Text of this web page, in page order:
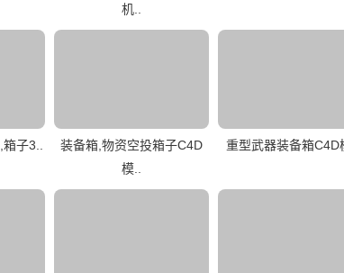
机..
子3..
装备箱,物资空投箱子C4D
模..
重型武器装备箱C4D